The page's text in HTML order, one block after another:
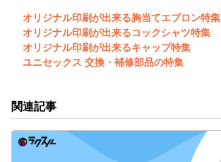
オリジナル印刷が出来る胸当てエプロン特集
オリジナル印刷が出来るコックシャツ特集
オリジナル印刷が出来るキャップ特集
ユニセックス 交換・補修部品の特集
関連記事